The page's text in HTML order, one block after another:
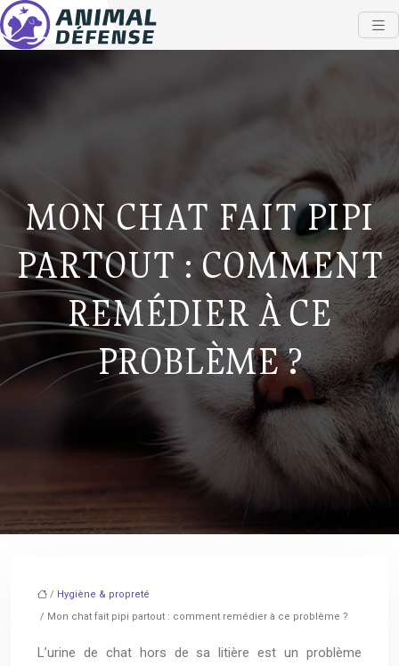
MON CHAT FAIT PIPI
PARTOUT : COMMENT
REMÉDIER À CE
PROBLÈME ?
/ Hygiène & propreté
/ Mon chat fait pipi partout : comment remédier à ce problème ?
L’urine de chat hors de sa litière est un problème